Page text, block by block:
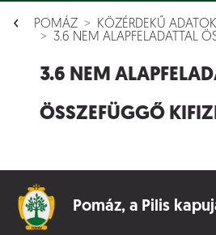
POMÁZ
KÖZÉRDEKŰ ADATOK
3.6 NEM ALAPFELADATTAL
3.6 NEM
ÖSSZEFÜGGŐ
Pomáz, a Pilis